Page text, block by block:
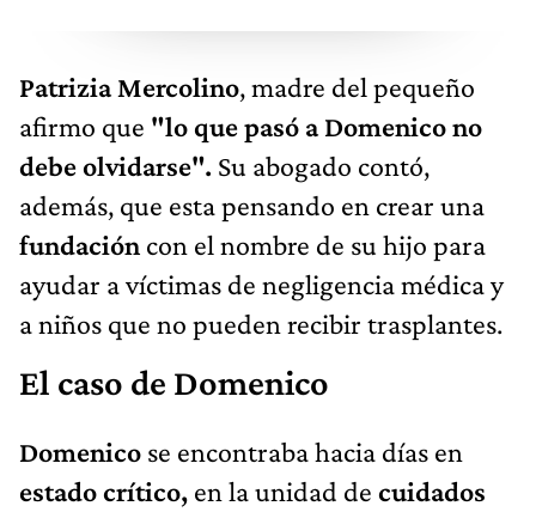
Patrizia Mercolino, madre del pequeño
afirmo que "lo que pasó a Domenico no
debe olvidarse". Su abogado contó,
además, que esta pensando en crear una
fundación con el nombre de su hijo para
ayudar a víctimas de negligencia médica y
a niños que no pueden recibir trasplantes.
El caso de Domenico
Domenico se encontraba hacia días en
estado crítico, en la unidad de cuidados